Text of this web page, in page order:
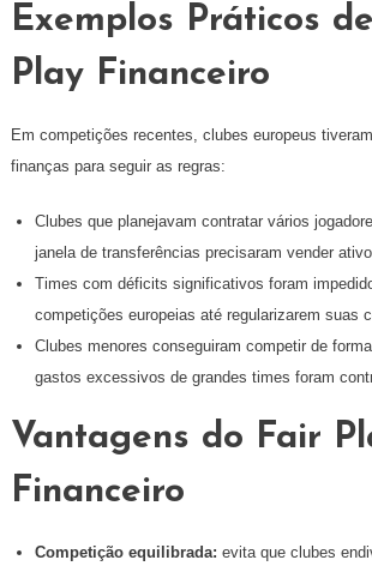
Exemplos Práticos
Play Financeiro
Em competições recentes, clubes europeus
finanças para seguir as regras:
Clubes que planejavam contratar vários
janela de transferências precisaram vender
Times com déficits significativos foram
competições europeias até regularizarem suas
Clubes menores conseguiram competir de
gastos excessivos de grandes times foram
Vantagens do Fair
Financeiro
Competição equilibrada: evita que clubes